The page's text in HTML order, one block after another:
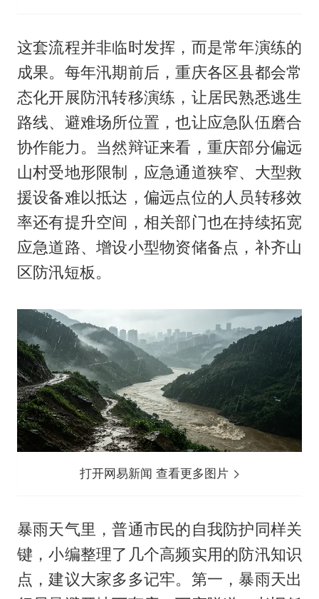
这套流程并非临时发挥，而是常年演练的
成果。每年汛期前后，重庆各区县都会常
态化开展防汛转移演练，让居民熟悉逃生
路线、避难场所位置，也让应急队伍磨合
协作能力。当然辩证来看，重庆部分偏远
山村受地形限制，应急通道狭窄、大型救
援设备难以抵达，偏远点位的人员转移效
率还有提升空间，相关部门也在持续拓宽
应急道路、增设小型物资储备点，补齐山
区防汛短板。
打开网易新闻 查看更多图片
暴雨天气里，普通市民的自我防护同样关
键，小编整理了几个高频实用的防汛知识
点，建议大家多多记牢。第一，暴雨天出